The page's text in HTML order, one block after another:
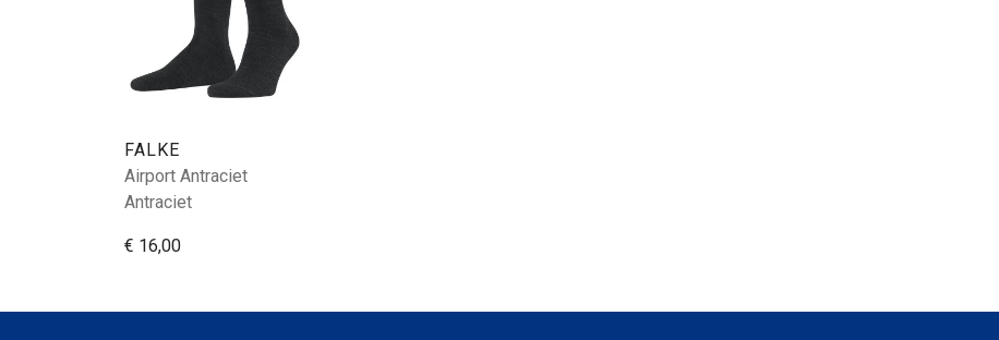
FALKE
Airport Antraciet
Antraciet
€ 16,00